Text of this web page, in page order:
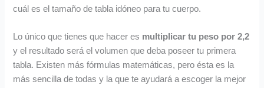
cuál es el tamaño de tabla idóneo para tu cuerpo.
Lo único que tienes que hacer es multiplicar tu peso por 2,2
y el resultado será el volumen que deba poseer tu primera
tabla. Existen más fórmulas matemáticas, pero ésta es la
más sencilla de todas y la que te ayudará a escoger la mejor